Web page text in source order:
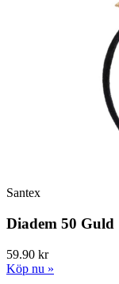
Santex
Diadem 50 Guld
59.90 kr
Köp nu »